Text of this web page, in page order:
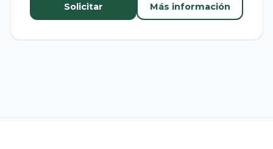
Solicitar Más información